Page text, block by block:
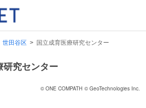
世田谷区 国立成育医療研究センター
研究センター
© ONE COMPATH © GeoTechnologies Inc.